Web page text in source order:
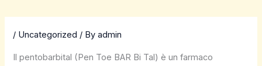
/ Uncategorized / Byadmin
Il pentobarbital (Pen Toe BAR Bi Tal) è un farmaco